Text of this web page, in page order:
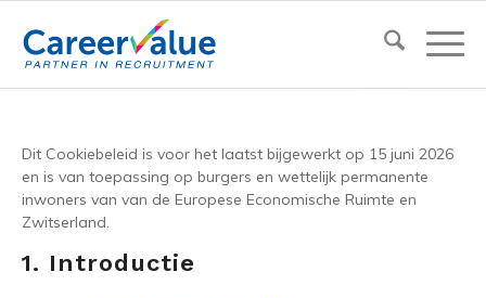
Dit Cookiebeleid is voor het laatst bijgewerkt op 15 juni 2026
en is van toepassing op burgers en wettelijk permanente
inwoners van van de Europese Economische Ruimte en
Zwitserland.
1. Introductie